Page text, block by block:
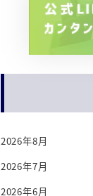
2026年8月
2026年7月
2026年6月